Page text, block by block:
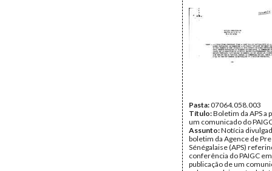
Página(s):
Pasta:07064.058.003
Título:Boletim da APS a
um comunicado do
Assunto:Notícia
boletim da Agence de
Sénégalaise (APS)
conferência do PAIGC em
publicação de um